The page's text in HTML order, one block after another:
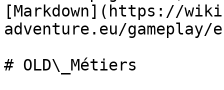
[Markdown](https://
adventure.eu/gameplay/
# OLD\_Métiers